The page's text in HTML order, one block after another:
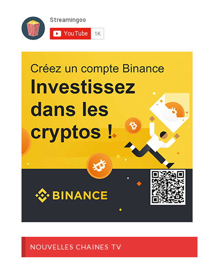
NOUVELLES CHAINES TV